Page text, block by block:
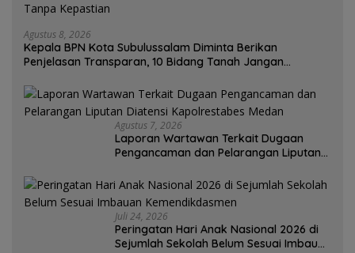
Agustus 8, 2026
Kepala BPN Kota Subulussalam Diminta Berikan
Penjelasan Transparan, 10 Bidang Tanah Jangan
Agustus 7, 2026
Laporan Wartawan Terkait Dugaan
Pengancaman dan Pelarangan Liputan
Juli 24, 2026
Peringatan Hari Anak Nasional 2026 di
Sejumlah Sekolah Belum Sesuai Imbauan